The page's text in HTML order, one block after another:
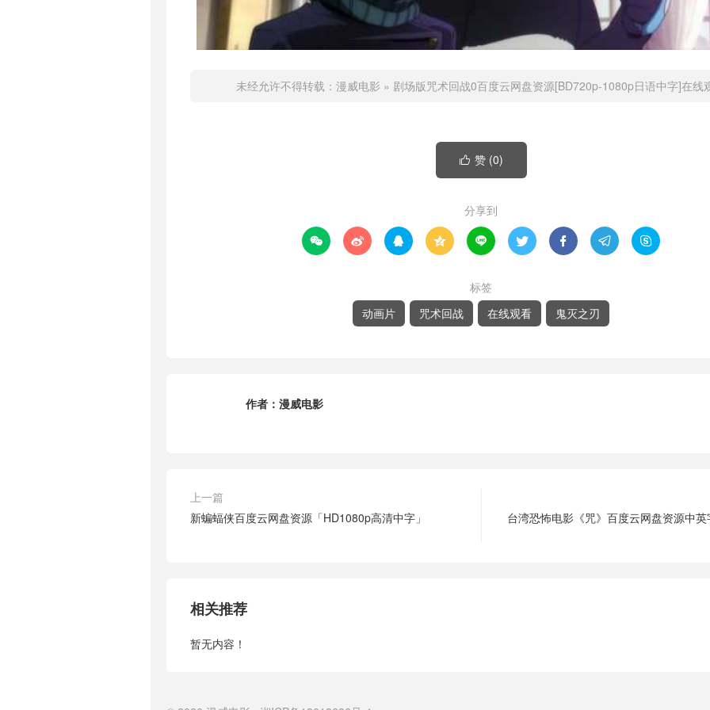
未经允许不得转载： 漫威电影 » 剧场版咒术回战0百度云网盘资源[BD720p-1080p日语中字]在线
 赞 (0)
分享到
        
标签
动画片
咒术回战 在线观看 鬼灭之刃
作者： 漫威电影
上一篇
新蝙蝠侠百度云网盘资源「HD1080p高清中字」
台湾恐怖电影《咒》百度云网盘资源中
相关推荐
暂无内容！